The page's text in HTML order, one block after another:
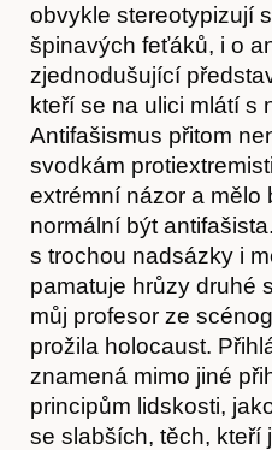
O
obvykle stereotypizují
špinavých feťáků, i o
zjednodušující
kteří se na ulici mlátí s
Antifašismus přitom
svodkám
extrémní názor a mělo
normální být
s trochou nadsázky i
pamatuje hrůzy druhé
můj profesor ze
prožila holocaust.
znamená mimo jiné
principům lidskosti,
se slabších, těch, kteří